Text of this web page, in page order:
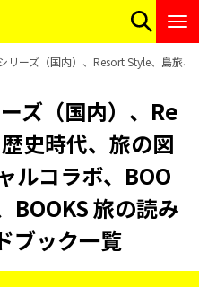
リーズ（国内）、Resort Style、島旅
ズ（国内）、Re
史時代、旅の図
ルコラボ、BOO
BOOKS 旅の読み
ブック一覧